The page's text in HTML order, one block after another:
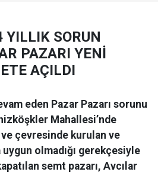
YILLIK SORUN
PAZARI YENİ
AÇILDI
eden Pazar Pazarı sorunu
Mahallesi’nde
çevresinde kurulan ve
olmadığı gerekçesiyle
semt pazarı, Avcılar